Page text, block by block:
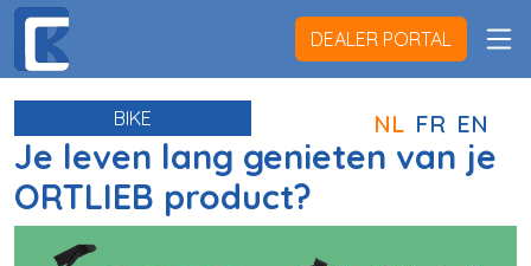
DEALER PORTAL
NL FR EN
BIKE
Je leven lang genieten van je
ORTLIEB product?